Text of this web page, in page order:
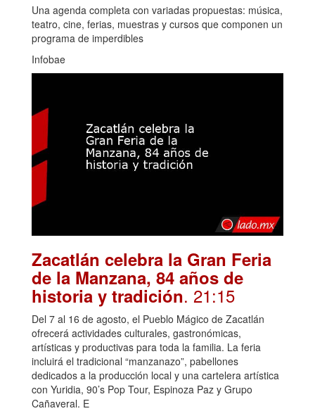
Una agenda completa con variadas propuestas: música,
teatro, cine, ferias, muestras y cursos que componen un
programa de imperdibles
Infobae
Zacatlán celebra la Gran Feria
de la Manzana, 84 años de
historia y tradición. 21:15
Del 7 al 16 de agosto, el Pueblo Mágico de Zacatlán
ofrecerá actividades culturales, gastronómicas,
artísticas y productivas para toda la familia. La feria
incluirá el tradicional “manzanazo”, pabellones
dedicados a la producción local y una cartelera artística
con Yuridia, 90’s Pop Tour, Espinoza Paz y Grupo
Cañaveral. E